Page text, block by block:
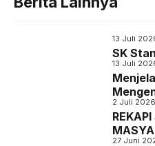
e
t
t
r
a
m
13 Juli
SK
13 Juli
Melalui
2 Juli 2026
27 Juni